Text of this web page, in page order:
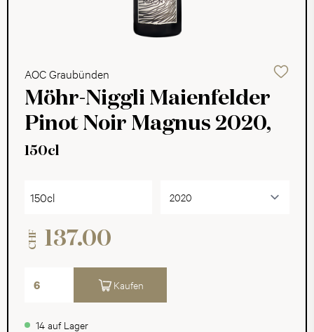
AOC Graubünden
Möhr-Niggli Maienfelder
Pinot Noir Magnus 2020,
150cl
150cl
14 auf Lager
CHF 137.00
Kaufen